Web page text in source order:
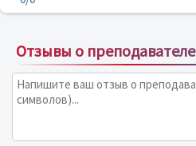
Отзывы о преподавателе